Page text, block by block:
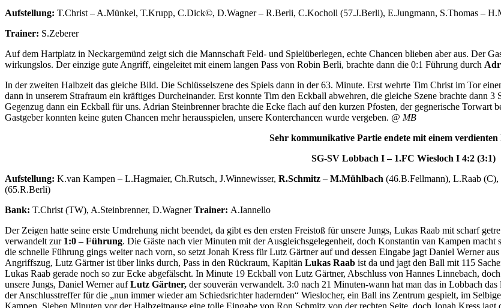
Aufstellung: T.Christ – A.Münkel, T.Krupp, C.Dick©, D.Wagner – R.Berli, C.Kocholl (57.J.Berli), E.Jungmann, S.Thomas –
Trainer: S.Zeberer
Auf dem Hartplatz in Neckargemünd zeigt sich die Mannschaft Feld- und Spielüberlegen, echte Chancen blieben aber aus. Der
wirkungslos. Der einzige gute Angriff, eingeleitet mit einem langen Pass von Robin Berli, brachte dann die 0:1 Führung durch
In der zweiten Halbzeit das gleiche Bild. Die Schlüsselszene des Spiels dann in der 63. Minute. Erst wehrte Tim Christ im Tor
dann in unserem Strafraum ein kräftiges Durcheinander. Erst konnte Tim den Eckball abwehren, die gleiche Szene brachte dann
Gegenzug dann ein Eckball für uns. Adrian Steinbrenner brachte die Ecke flach auf den kurzen Pfosten, der gegnerische
Gastgeber konnten keine guten Chancen mehr herausspielen, unsere Konterchancen wurde vergeben. @ MB
Sehr kommunikative Partie endete mit einem verdienten
SG-SV Lobbach I – 1.FC Wiesloch I 4:2 (3:1)
Aufstellung: K.van Kampen – L.Hagmaier, Ch.Rutsch, J.Winnewisser, R.Schmitz – M.Mühlbach (46.B.Fellmann), L.Raab
(65.R.Berli)
Bank: T.Christ (TW), A.Steinbrenner, D.WagnerTrainer: A.Iannello
Der Zeigen hatte seine erste Umdrehung nicht beendet, da gibt es den ersten Freistoß für unsere Jungs, Lukas Raab mit scharf
verwandelt zur 1:0 – Führung. Die Gäste nach vier Minuten mit der Ausgleichsgelegenheit, doch Konstantin van Kampen
die schnelle Führung gings weiter nach vorn, so setzt Jonah Kress für Lutz Gärtner auf und dessen Eingabe jagt Daniel Werner
Angriffszug, Lutz Gärtner ist über links durch, Pass in den Rückraum, Kapitän Lukas Raab ist da und jagt den Ball mit 115
Lukas Raab gerade noch so zur Ecke abgefälscht. In Minute 19 Eckball von Lutz Gärtner, Abschluss von Hannes Linnebach,
unsere Jungs, Daniel Werner aufLutz Gärtner, der souverän verwandelt. 3:0 nach 21 Minuten-wann hat man das in Lobbach
der Anschlusstreffer für die „nun immer wieder am Schiedsrichter hadernden“ Wieslocher, ein Ball ins Zentrum gespielt, im
Kampen. Sieben Minuten vor der Halbzeitpause eine tolle Eingabe von Ron Schmitz von der rechten Seite, doch Jonah Kress